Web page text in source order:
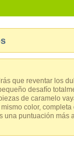
que reventar los
desafío
de caramelo
color,
puntuación más